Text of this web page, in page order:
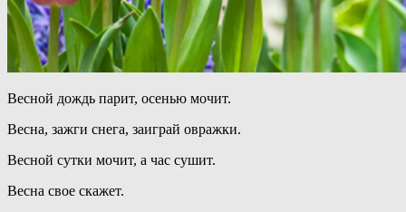
Весной дождь парит, осенью мочит.
Весна, зажги снега, заиграй овражки.
Весной сутки мочит, а час сушит.
Весна свое скажет.